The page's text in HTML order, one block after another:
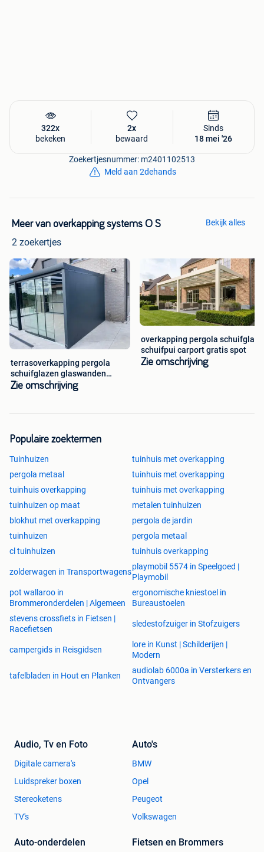
322x
bekeken
2x
bewaard
Sinds
18 mei '26
Zoekertjesnummer: m2401102513
Meld aan 2dehands
Meer van overkapping systems O S
2 zoekertjes
Bekijk alles
terrasoverkapping pergola
schuifglazen glaswanden
veranda
Zie omschrijving
overkapping pergola schuifglas
schuifpui carport gratis spot
Zie omschrijving
Populaire zoektermen
Tuinhuizen
tuinhuis met overkapping
pergola metaal
tuinhuis met overkapping
tuinhuis overkapping
tuinhuis met overkapping
tuinhuizen op maat
metalen tuinhuizen
blokhut met overkapping
pergola de jardin
tuinhuizen
pergola metaal
cl tuinhuizen
tuinhuis overkapping
zolderwagen in Transportwagens
playmobil 5574 in Speelgoed |
Playmobil
pot wallaroo in
Brommeronderdelen | Algemeen
ergonomische kniestoel in
Bureaustoelen
stevens crossfiets in Fietsen |
Racefietsen
sledestofzuiger in Stofzuigers
campergids in Reisgidsen
lore in Kunst | Schilderijen |
Modern
tafelbladen in Hout en Planken
audiolab 6000a in Versterkers en
Ontvangers
Audio, Tv en Foto
Digitale camera's
Luidspreker boxen
Stereoketens
TV's
Auto's
BMW
Opel
Peugeot
Volkswagen
Auto-onderdelen Fietsen en Brommers